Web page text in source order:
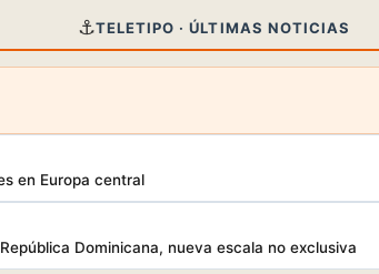
⚓TELETIPO · ÚLTIMAS NOTICIAS
en Europa central
Dominicana, nueva escala no exclusiva